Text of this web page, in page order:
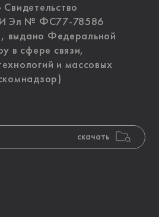
Эл № ФС77-78586
выдано Федеральной
в сфере связи,
и массовых
скачать